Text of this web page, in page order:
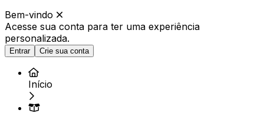
Bem-vindo
Acesse sua conta para ter uma experiência
personalizada.
Entrar Crie sua conta
Início